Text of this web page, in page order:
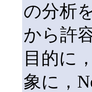
の分析
から許
目的に
象に，